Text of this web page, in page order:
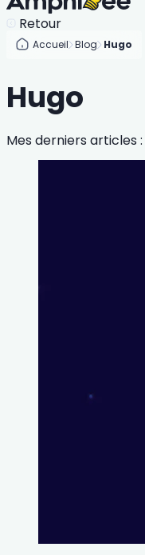
Retour
Accueil Blog Hugo
Hugo
Mes derniers articles :